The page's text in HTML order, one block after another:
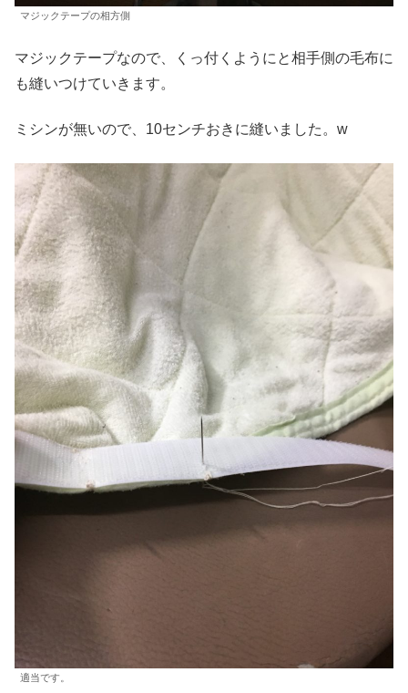
マジックテープの相方側
マジックテープなので、くっ付くようにと相手側の毛布に
も縫いつけていきます。
ミシンが無いので、10センチおきに縫いました。w
適当です。